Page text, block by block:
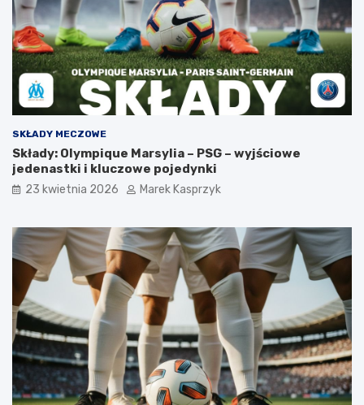
SKŁADY MECZOWE
Składy: Olympique Marsylia – PSG – wyjściowe
jedenastki i kluczowe pojedynki
23 kwietnia 2026 Marek Kasprzyk